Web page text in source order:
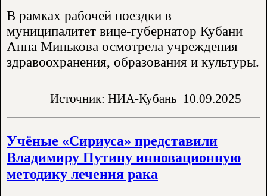
В рамках рабочей поездки в
муниципалитет вице-губернатор Кубани
Анна Минькова осмотрела учреждения
здравоохранения, образования и культуры.
Источник: НИА-Кубань 10.09.2025
Учёные «Сириуса» представили
Владимиру Путину инновационную
методику лечения рака